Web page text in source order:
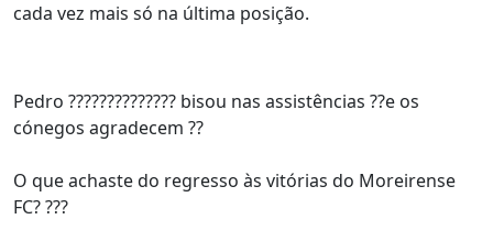
cada vez mais só na última posição.
Pedro ?????????????? bisou nas assistências ??e os
cónegos agradecem ??
O que achaste do regresso às vitórias do Moreirense
FC? ???